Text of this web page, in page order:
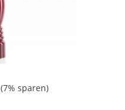
(7% sparen)